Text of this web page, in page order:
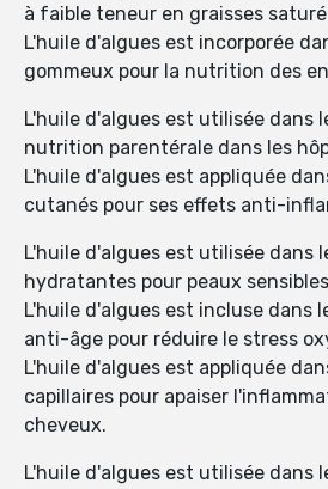
à faible teneur en graisses
L'huile d'algues est incorporée
gommeux pour la nutrition des
L'huile d'algues est utilisée dans
nutrition parentérale dans les
L'huile d'algues est appliquée
cutanés pour ses effets anti-
L'huile d'algues est utilisée dans
hydratantes pour peaux
L'huile d'algues est incluse dans
anti-âge pour réduire le stress
L'huile d'algues est appliquée
capillaires pour apaiser
cheveux.
L'huile d'algues est utilisée dans